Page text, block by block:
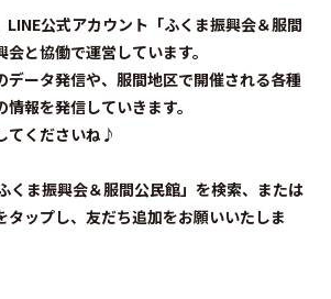
LINE公式アカウント「ふくま振興会＆服間
と協働で運営しています。
データ発信や、服間地区で開催される各種
報を発信していきます。
てくださいね♪
くま振興会＆服間公民館」を検索、または
タップし、友だち追加をお願いいたしま